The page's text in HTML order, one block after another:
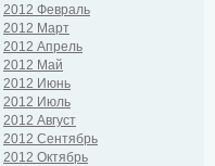
2012 Февраль
2012 Март
2012 Апрель
2012 Май
2012 Июнь
2012 Июль
2012 Август
2012 Сентябрь
2012 Октябрь